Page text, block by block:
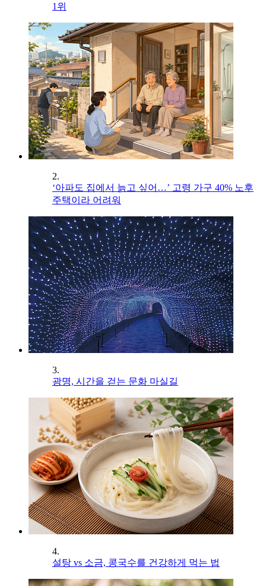
1위
2.
‘아파도 집에서 늙고 싶어…’ 고령 가구 40% 노후
주택이라 어려워
3.
광명, 시간을 걷는 문화 마실길
4.
설탕 vs 소금, 콩국수를 건강하게 먹는 법